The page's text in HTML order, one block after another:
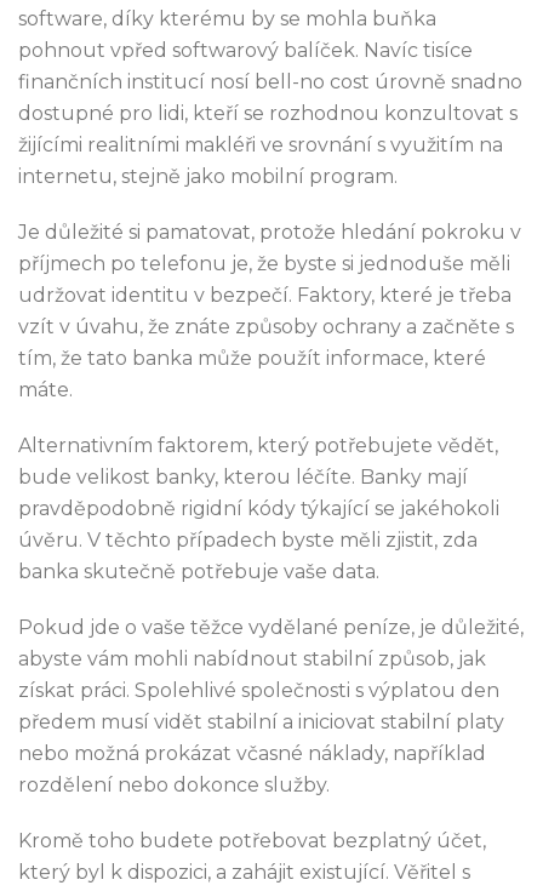
software, díky kterému by se mohla buňka
pohnout vpřed softwarový balíček. Navíc tisíce
finančních institucí nosí bell-no cost úrovně snadno
dostupné pro lidi, kteří se rozhodnou konzultovat s
žijícími realitními makléři ve srovnání s využitím na
internetu, stejně jako mobilní program.
Je důležité si pamatovat, protože hledání pokroku v
příjmech po telefonu je, že byste si jednoduše měli
udržovat identitu v bezpečí. Faktory, které je třeba
vzít v úvahu, že znáte způsoby ochrany a začněte s
tím, že tato banka může použít informace, které
máte.
Alternativním faktorem, který potřebujete vědět,
bude velikost banky, kterou léčíte. Banky mají
pravděpodobně rigidní kódy týkající se jakéhokoli
úvěru. V těchto případech byste měli zjistit, zda
banka skutečně potřebuje vaše data.
Pokud jde o vaše těžce vydělané peníze, je důležité,
abyste vám mohli nabídnout stabilní způsob, jak
získat práci. Spolehlivé společnosti s výplatou den
předem musí vidět stabilní a iniciovat stabilní platy
nebo možná prokázat včasné náklady, například
rozdělení nebo dokonce služby.
Kromě toho budete potřebovat bezplatný účet,
který byl k dispozici, a zahájit existující. Věřitel s